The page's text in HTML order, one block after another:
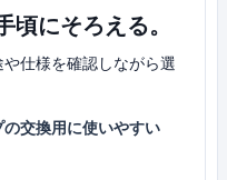
頃にそろえる。
仕様を確認しながら選
交換用に使いやすい